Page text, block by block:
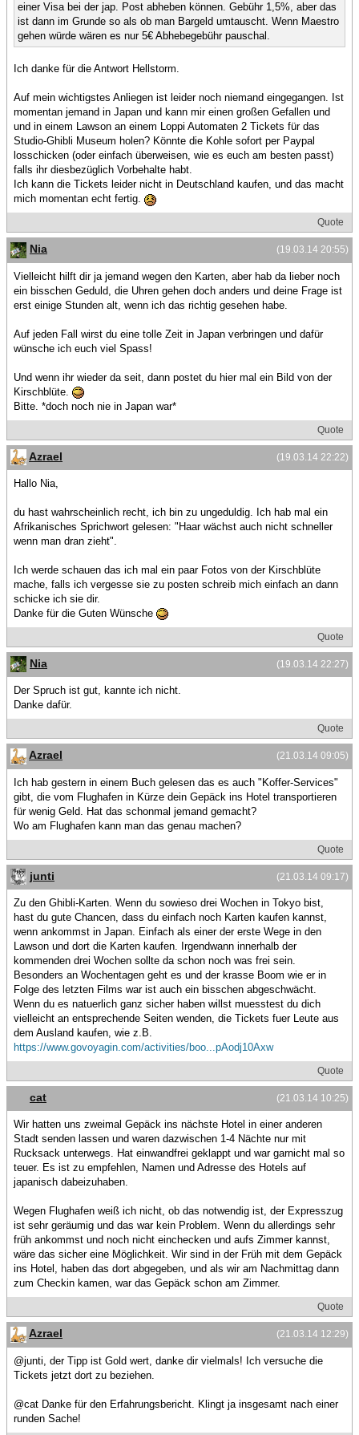
einer Visa bei der jap. Post abheben können. Gebühr 1,5%, aber das
ist dann im Grunde so als ob man Bargeld umtauscht. Wenn Maestro
gehen würde wären es nur 5€ Abhebegebühr pauschal.
Ich danke für die Antwort Hellstorm.
Auf mein wichtigstes Anliegen ist leider noch niemand eingegangen. Ist
momentan jemand in Japan und kann mir einen großen Gefallen und
und in einem Lawson an einem Loppi Automaten 2 Tickets für das
Studio-Ghibli Museum holen? Könnte die Kohle sofort per Paypal
losschicken (oder einfach überweisen, wie es euch am besten passt)
falls ihr diesbezüglich Vorbehalte habt.
Ich kann die Tickets leider nicht in Deutschland kaufen, und das macht
mich momentan echt fertig.
Quote
(19.03.14 20:55)
Nia
Vielleicht hilft dir ja jemand wegen den Karten, aber hab da lieber noch
ein bisschen Geduld, die Uhren gehen doch anders und deine Frage ist
erst einige Stunden alt, wenn ich das richtig gesehen habe.
Auf jeden Fall wirst du eine tolle Zeit in Japan verbringen und dafür
wünsche ich euch viel Spass!
Und wenn ihr wieder da seit, dann postet du hier mal ein Bild von der
Kirschblüte.
Bitte. *doch noch nie in Japan war*
Quote
(19.03.14 22:22)
Azrael
Hallo Nia,
du hast wahrscheinlich recht, ich bin zu ungeduldig. Ich hab mal ein
Afrikanisches Sprichwort gelesen: "Haar wächst auch nicht schneller
wenn man dran zieht".
Ich werde schauen das ich mal ein paar Fotos von der Kirschblüte
mache, falls ich vergesse sie zu posten schreib mich einfach an dann
schicke ich sie dir.
Danke für die Guten Wünsche
Quote
(19.03.14 22:27)
Nia
Der Spruch ist gut, kannte ich nicht.
Danke dafür.
Quote
(21.03.14 09:05)
Azrael
Ich hab gestern in einem Buch gelesen das es auch "Koffer-Services"
gibt, die vom Flughafen in Kürze dein Gepäck ins Hotel transportieren
für wenig Geld. Hat das schonmal jemand gemacht?
Wo am Flughafen kann man das genau machen?
Quote
(21.03.14 09:17)
junti
Zu den Ghibli-Karten. Wenn du sowieso drei Wochen in Tokyo bist,
hast du gute Chancen, dass du einfach noch Karten kaufen kannst,
wenn ankommst in Japan. Einfach als einer der erste Wege in den
Lawson und dort die Karten kaufen. Irgendwann innerhalb der
kommenden drei Wochen sollte da schon noch was frei sein.
Besonders an Wochentagen geht es und der krasse Boom wie er in
Folge des letzten Films war ist auch ein bisschen abgeschwächt.
Wenn du es natuerlich ganz sicher haben willst muesstest du dich
vielleicht an entsprechende Seiten wenden, die Tickets fuer Leute aus
dem Ausland kaufen, wie z.B.
https://www.govoyagin.com/activities/boo...pAodj10Axw
Quote
(21.03.14 10:25)
cat
Wir hatten uns zweimal Gepäck ins nächste Hotel in einer anderen
Stadt senden lassen und waren dazwischen 1-4 Nächte nur mit
Rucksack unterwegs. Hat einwandfrei geklappt und war garnicht mal so
teuer. Es ist zu empfehlen, Namen und Adresse des Hotels auf
japanisch dabeizuhaben.
Wegen Flughafen weiß ich nicht, ob das notwendig ist, der Expresszug
ist sehr geräumig und das war kein Problem. Wenn du allerdings sehr
früh ankommst und noch nicht einchecken und aufs Zimmer kannst,
wäre das sicher eine Möglichkeit. Wir sind in der Früh mit dem Gepäck
ins Hotel, haben das dort abgegeben, und als wir am Nachmittag dann
zum Checkin kamen, war das Gepäck schon am Zimmer.
Quote
(21.03.14 12:29)
Azrael
@junti, der Tipp ist Gold wert, danke dir vielmals! Ich versuche die
Tickets jetzt dort zu beziehen.
@cat Danke für den Erfahrungsbericht. Klingt ja insgesamt nach einer
runden Sache!